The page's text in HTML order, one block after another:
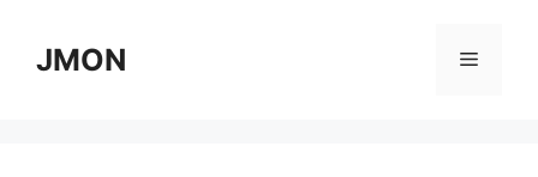
contentJMON Menu